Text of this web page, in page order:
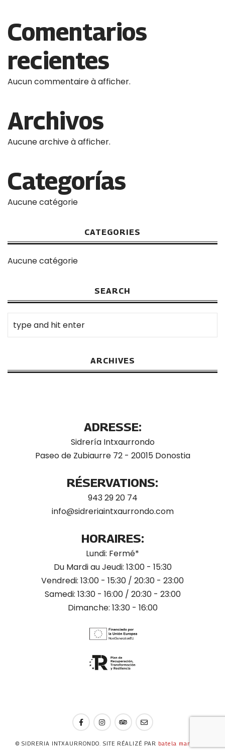
Comentarios
recientes
Aucun commentaire à afficher.
Archivos
Aucune archive à afficher.
Categorías
Aucune catégorie
CATEGORIES
Aucune catégorie
SEARCH
ARCHIVES
ADRESSE:
Sidrería Intxaurrondo
Paseo de Zubiaurre 72 - 20015 Donostia
RÉSERVATIONS:
943 29 20 74
info@sidreriaintxaurrondo.com
HORAIRES:
Lundi: Fermé*
Du Mardi au Jeudi: 13:00 - 15:30
Vendredi: 13:00 - 15:30 / 20:30 - 23:00
Samedi: 13:30 - 16:00 / 20:30 - 23:00
Dimanche: 13:30 - 16:00
© SIDRERIA INTXAURRONDO. SITE RÉALIZÉ PAR batela marketing